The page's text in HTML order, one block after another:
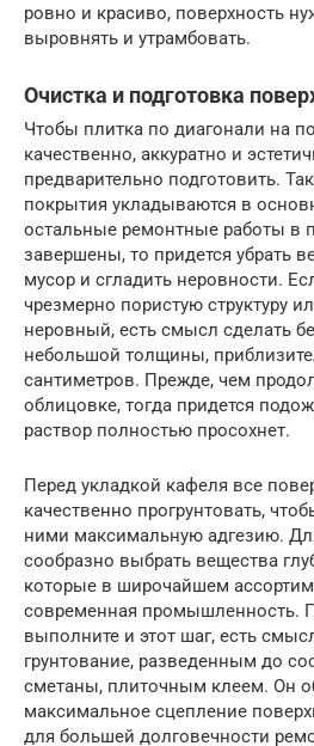
ровно и красиво, поверхность
выровнять и утрамбовать.
Очистка и подготовка
Чтобы плитка по диагонали на
качественно, аккуратно и
предварительно подготовить.
покрытия укладываются в
остальные ремонтные работы в
завершены, то придется убрать
мусор и сгладить неровности.
чрезмерно пористую структуру
неровный, есть смысл сделать
небольшой толщины,
сантиметров. Прежде, чем
облицовке, тогда придется
раствор полностью просохнет.
Перед укладкой кафеля все
качественно прогрунтовать,
ними максимальную адгезию.
сообразно выбрать вещества
которые в широчайшем
современная промышленность.
выполните и этот шаг, есть
грунтование, разведенным до
сметаны, плиточным клеем. Он
максимальное сцепление
для большей долговечности